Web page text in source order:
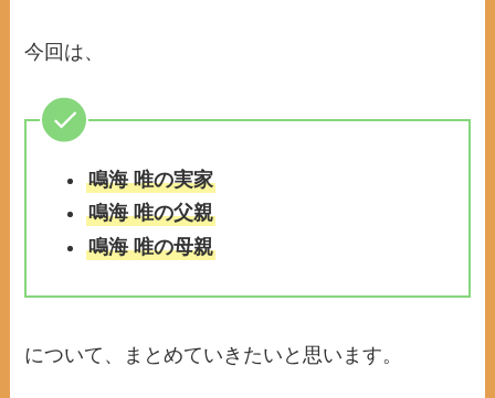
今回は、
鳴海 唯の実家
鳴海 唯の父親
鳴海 唯の母親
について、まとめていきたいと思います。